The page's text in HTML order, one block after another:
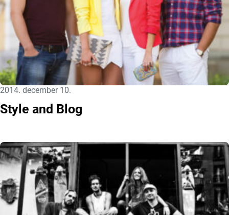
Közzétéve:
2014. december 10.
Style and Blog